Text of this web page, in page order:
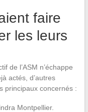
faire
les leurs
de l’ASM n’échappe
actés, d’autres
principaux concernés :
Montpellier.